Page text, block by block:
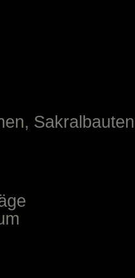
Sakralbauten